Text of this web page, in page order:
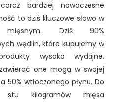
bardziej nowoczesne
to dziś kluczowe słowo w
mięsnym. Dziś 90%
wędlin, które kupujemy w
wysoko wydajne.
one mogą w swojej
50% wtłoczonego płynu. Do
stu kilogramów mięsa